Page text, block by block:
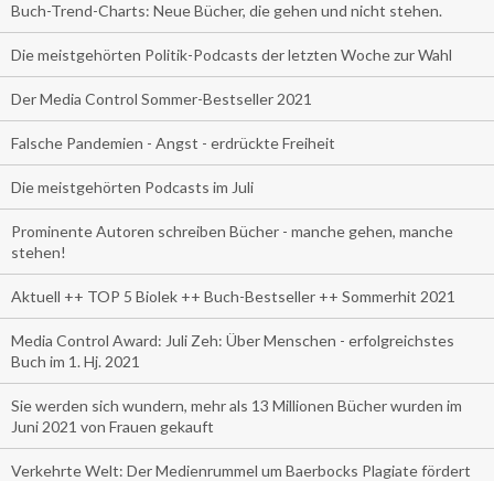
Buch-Trend-Charts: Neue Bücher, die gehen und nicht stehen.
Die meistgehörten Politik-Podcasts der letzten Woche zur Wahl
Der Media Control Sommer-Bestseller 2021
Falsche Pandemien - Angst - erdrückte Freiheit
Die meistgehörten Podcasts im Juli
Prominente Autoren schreiben Bücher - manche gehen, manche
stehen!
Aktuell ++ TOP 5 Biolek ++ Buch-Bestseller ++ Sommerhit 2021
Media Control Award: Juli Zeh: Über Menschen - erfolgreichstes
Buch im 1. Hj. 2021
Sie werden sich wundern, mehr als 13 Millionen Bücher wurden im
Juni 2021 von Frauen gekauft
Verkehrte Welt: Der Medienrummel um Baerbocks Plagiate fördert